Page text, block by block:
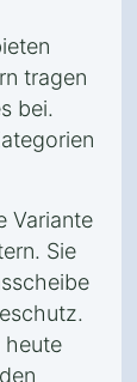
tragen
bei.
Variante
Sie
heute